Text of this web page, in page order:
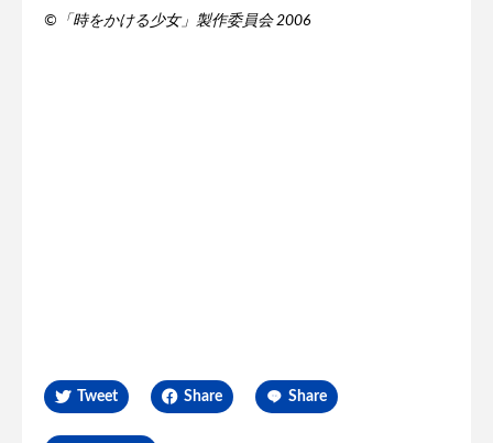
©️「時をかける少女」製作委員会 2006
Tweet Share Share